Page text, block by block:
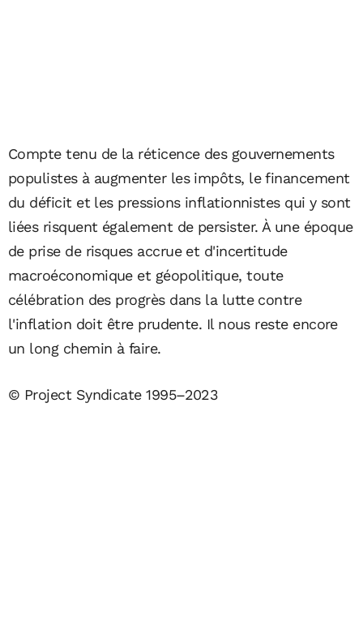
Compte tenu de la réticence des gouvernements
populistes à augmenter les impôts, le financement
du déficit et les pressions inflationnistes qui y sont
liées risquent également de persister. À une époque
de prise de risques accrue et d'incertitude
macroéconomique et géopolitique, toute
célébration des progrès dans la lutte contre
l'inflation doit être prudente. Il nous reste encore
un long chemin à faire.
© Project Syndicate 1995–2023